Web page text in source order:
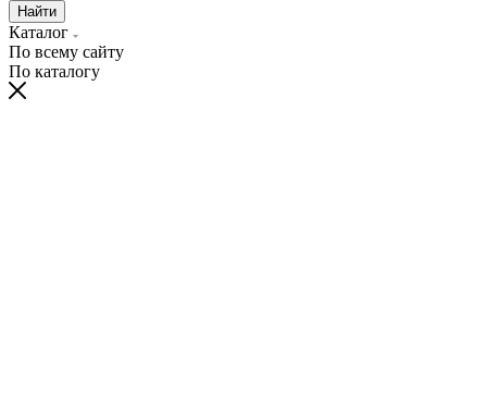
Найти
Каталог
По всему сайту
По каталогу